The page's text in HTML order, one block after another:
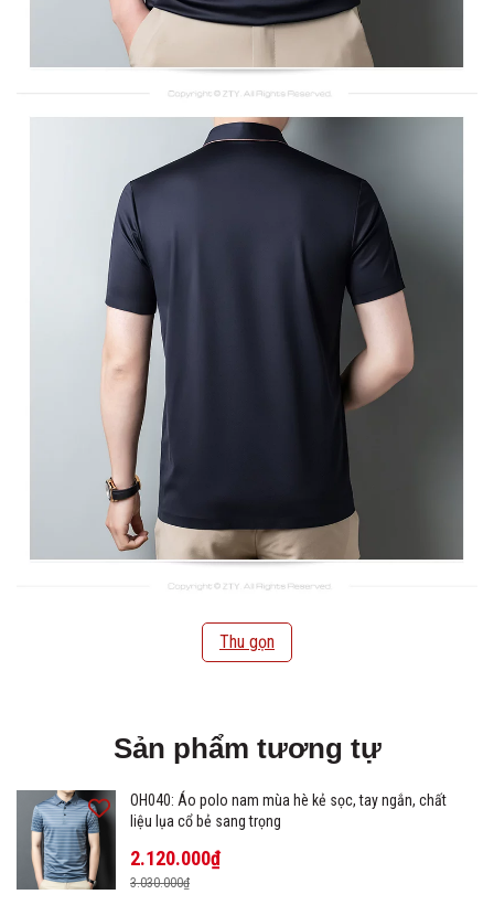
Thu gọn
Sản phẩm tương tự
OH040: Áo polo nam mùa hè kẻ sọc, tay ngắn, chất
liệu lụa cổ bẻ sang trọng
2.120.000₫
3.030.000₫